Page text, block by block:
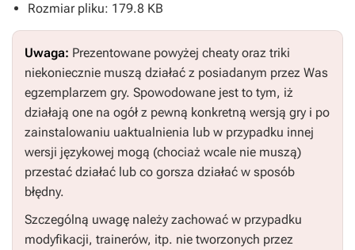
Rozmiar pliku: 179.8 KB
Uwaga: Prezentowane powyżej cheaty oraz triki
niekoniecznie muszą działać z posiadanym przez Was
egzemplarzem gry. Spowodowane jest to tym, iż
działają one na ogół z pewną konkretną wersją gry i po
zainstalowaniu uaktualnienia lub w przypadku innej
wersji językowej mogą (chociaż wcale nie muszą)
przestać działać lub co gorsza działać w sposób
błędny.
Szczególną uwagę należy zachować w przypadku
modyfikacji, trainerów, itp. nie tworzonych przez